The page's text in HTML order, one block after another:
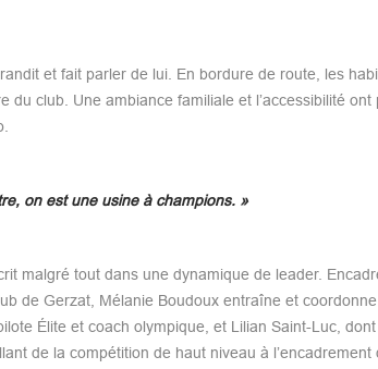
et fait parler de lui. En bordure de route, les
du club. Une ambiance familiale et l’accessibilité
on est une usine à champions. »
malgré tout dans une dynamique de leader.
de Gerzat, Mélanie Boudoux entraîne et
Élite et coach olympique, et Lilian Saint-Luc,
de la compétition de haut niveau à